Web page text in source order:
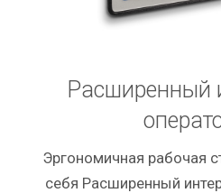
Расширенный
Эргономичная рабочая
себя Расширенный